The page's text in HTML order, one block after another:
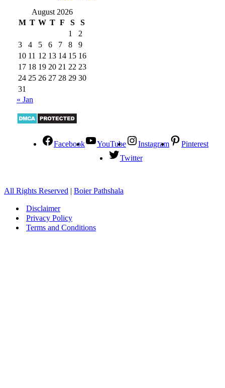
August 2026
M T W T F S
S
1
2
3
4 5 6 7 8
9
10 11 12 13 14 15 16
17 18 19 20 21 22 23
24 25 26 27 28 29 30
31
« Jan
Facebook YouTube Instagram
Pinterest
Twitter
All Rights Reserved | Boier Pathshala
Disclaimer
Privacy Policy
Terms and Conditions